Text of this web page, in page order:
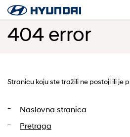
404 error
Stranicu koju ste tražili ne postoji ili je
Naslovna stranica
Pretraga